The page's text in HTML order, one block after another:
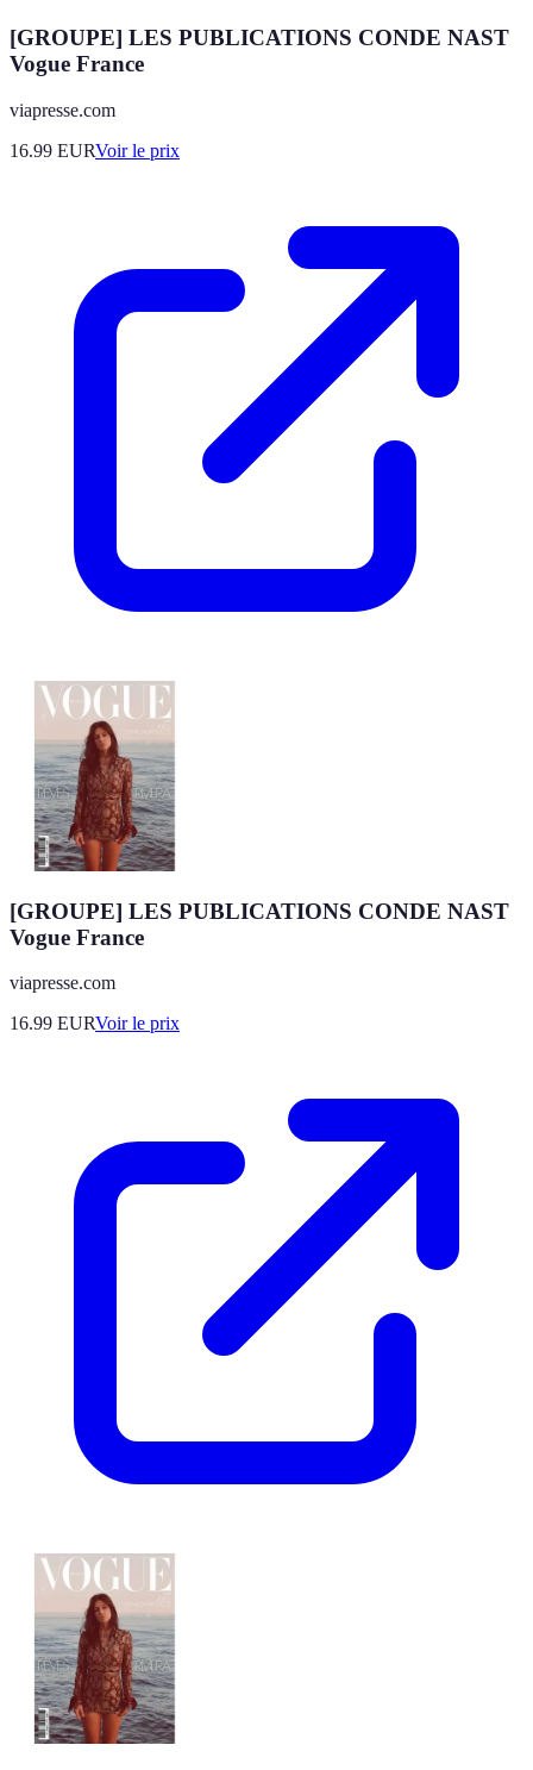
[GROUPE] LES PUBLICATIONS CONDE NAST
Vogue France
viapresse.com
16.99 EURVoir le prix
[GROUPE] LES PUBLICATIONS CONDE NAST
Vogue France
viapresse.com
16.99 EURVoir le prix